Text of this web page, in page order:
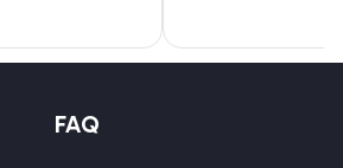
FAQ